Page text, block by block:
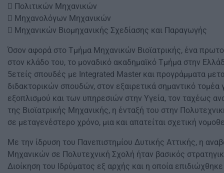
 Πολιτικών Μηχανικών
 Μηχανολόγων Μηχανικών
 Μηχανικών Βιομηχανικής Σχεδίασης και Παραγωγής
Όσον αφορά στο Τμήμα Μηχανικών Βιοϊατρικής, ένα
στον κλάδο του, το μοναδικό ακαδημαϊκό Τμήμα στην
5ετείς σπουδές με Integrated Master και προγράμματα
διδακτορικών σπουδών, στον εξαιρετικά σημαντικό τομέα
εξοπλισμού και των υπηρεσιών στην Υγεία, τον ταχέως
της Βιοϊατρικής Μηχανικής, η ένταξή του στην
σε μεταγενέστερο χρόνο, μια και απατείται σχετική
Με την ίδρυση του Πανεπιστημίου Δυτικής Αττικής, η
Μηχανικών σε Πολυτεχνική Σχολή ήταν βασικός
Διοίκηση του Ιδρύματος εξ αρχής και η οποία